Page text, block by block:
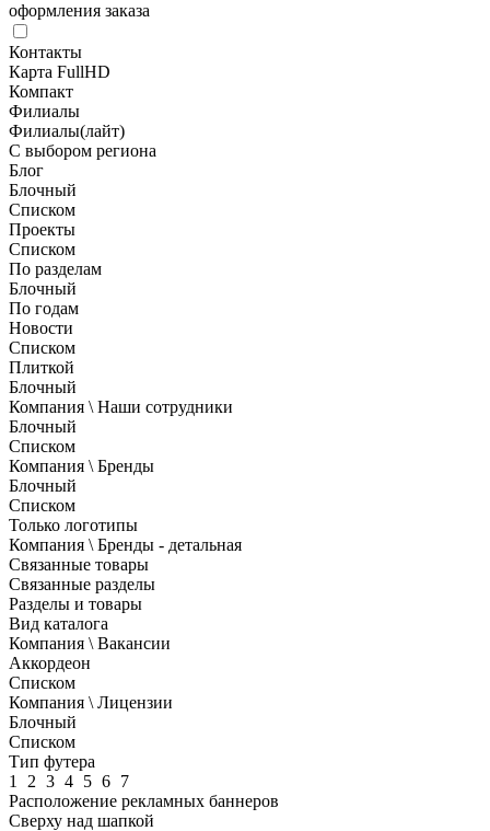
оформления заказа
Контакты
Карта FullHD
Компакт
Филиалы
Филиалы(лайт)
С выбором региона
Блог
Блочный
Списком
Проекты
Списком
По разделам
Блочный
По годам
Новости
Списком
Плиткой
Блочный
Компания \ Наши сотрудники
Блочный
Списком
Компания \ Бренды
Блочный
Списком
Только логотипы
Компания \ Бренды - детальная
Связанные товары
Связанные разделы
Разделы и товары
Вид каталога
Компания \ Вакансии
Аккордеон
Списком
Компания \ Лицензии
Блочный
Списком
Тип футера
1
2 3 4 5 6 7
Расположение рекламных баннеров
Сверху над шапкой